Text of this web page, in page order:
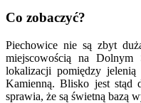
Co zobaczyć?
Piechowice nie są zbyt
miejscowością na Dolnym
lokalizacji pomiędzy
Kamienną. Blisko jest stąd
sprawia, że są świetną bazą